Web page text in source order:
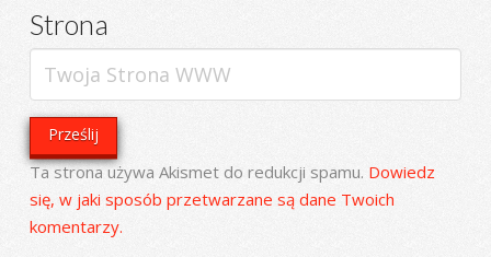
Strona
Ta strona używa Akismet do redukcji spamu. Dowiedz
się, w jaki sposób przetwarzane są dane Twoich
komentarzy.